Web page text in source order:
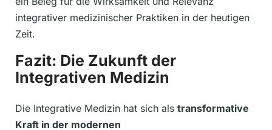
integrativer medizinischer Praktiken in der heutigen
Zeit.
Fazit: Die Zukunft der
Integrativen Medizin
Die Integrative Medizin hat sich als transformative
Kraft in der modernen